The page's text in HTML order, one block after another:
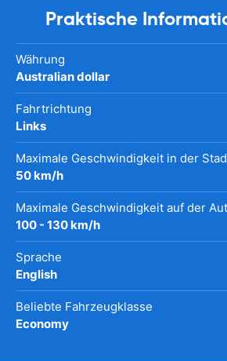
Praktische
Währung
Australian dollar
Fahrtrichtung
Links
Maximale Geschwindigkeit in der
50 km/h
Maximale Geschwindigkeit auf der
100 - 130 km/h
Sprache
English
Beliebte Fahrzeugklasse
Economy